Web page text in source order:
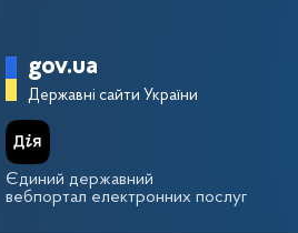
Головна сторінка
gov.ua
Державні сайти України
Єдиний державний
вебпортал електронних послуг